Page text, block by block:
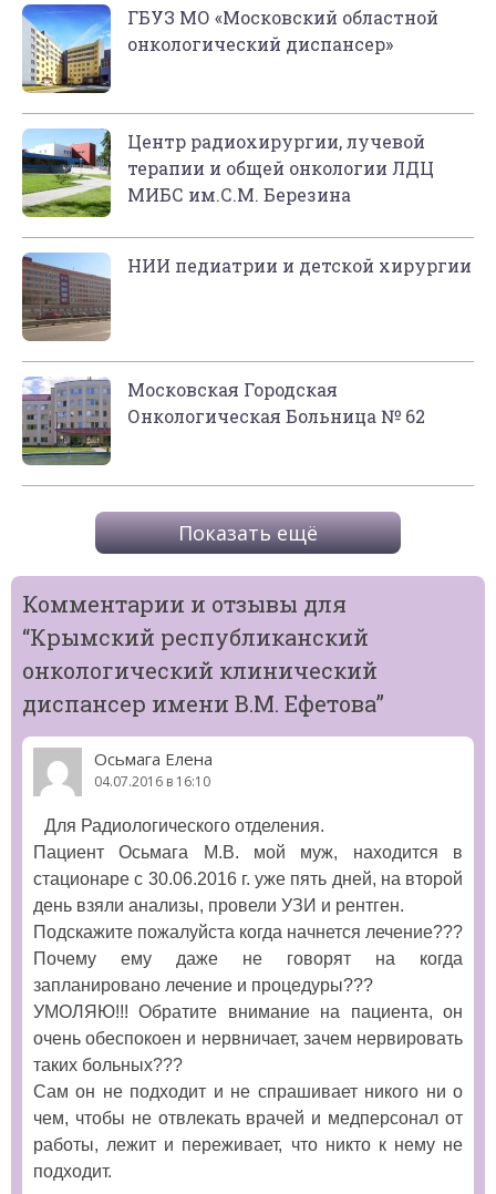
ГБУЗ МО «Московский областной
онкологический диспансер»
Центр радиохирургии, лучевой
терапии и общей онкологии ЛДЦ
МИБС им.С.М. Березина
НИИ педиатрии и детской хирургии
Московская Городская
Онкологическая Больница № 62
Показать ещё
Комментарии и отзывы для
“Крымский республиканский
онкологический клинический
диспансер имени В.М. Ефетова”
Осьмага Елена
04.07.2016 в 16:10
Для Радиологического отделения.
Пациент Осьмага М.В. мой муж, находится в
стационаре с 30.06.2016 г. уже пять дней, на второй
день взяли анализы, провели УЗИ и рентген.
Подскажите пожалуйста когда начнется лечение???
Почему ему даже не говорят на когда
запланировано лечение и процедуры???
УМОЛЯЮ!!! Обратите внимание на пациента, он
очень обеспокоен и нервничает, зачем нервировать
таких больных???
Сам он не подходит и не спрашивает никого ни о
чем, чтобы не отвлекать врачей и медперсонал от
работы, лежит и переживает, что никто к нему не
подходит.